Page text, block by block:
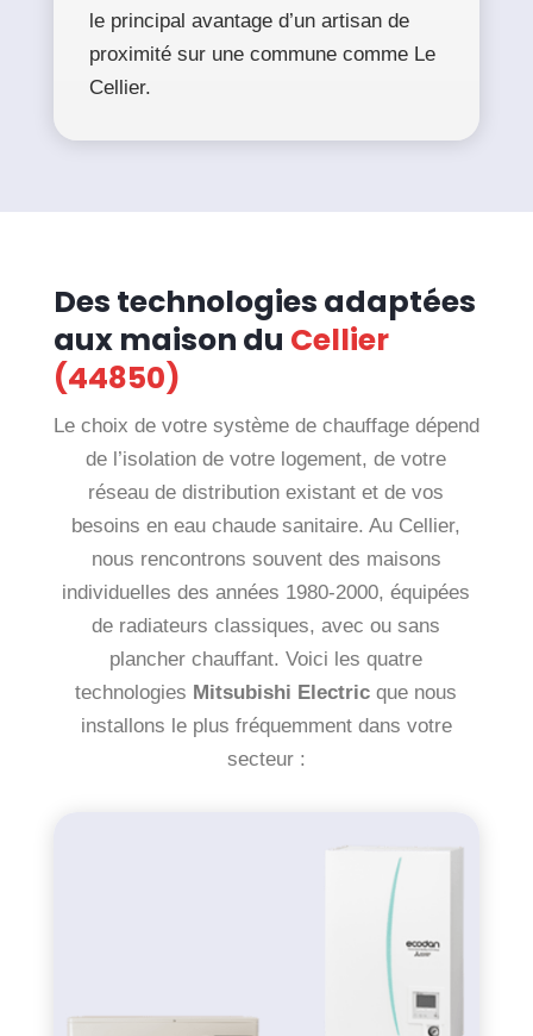
le principal avantage d’un artisan de
proximité sur une commune comme Le
Cellier.
Des technologies adaptées
aux maison du Cellier
(44850)
Le choix de votre système de chauffage dépend
de l’isolation de votre logement, de votre
réseau de distribution existant et de vos
besoins en eau chaude sanitaire. Au Cellier,
nous rencontrons souvent des maisons
individuelles des années 1980-2000, équipées
de radiateurs classiques, avec ou sans
plancher chauffant. Voici les quatre
technologies Mitsubishi Electric que nous
installons le plus fréquemment dans votre
secteur :